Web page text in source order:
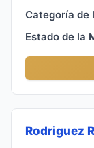
Categoría de
Estado de la
Rodriguez